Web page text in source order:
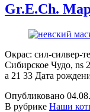
Gr.E.Ch.
Окрас: сил-силвер-
Сибирское Чудо, ns
a 21 33 Дата
Опубликовано
В рубрике Наши